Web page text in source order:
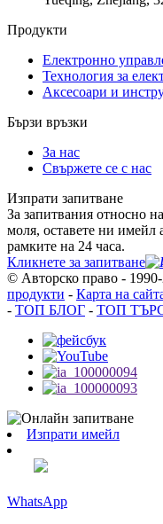
Продукти
Електронно
Технология за
Аксесоари и
Бързи връзки
За нас
Свържете се с нас
Изпрати запитване
За запитвания относно
моля, оставете ни имейл
рамките на 24 часа.
Кликнете за запитване
© Авторско право -
продукти - Карта на
- ТОП БЛОГ - ТОП
Изпрати имейл
WhatsApp